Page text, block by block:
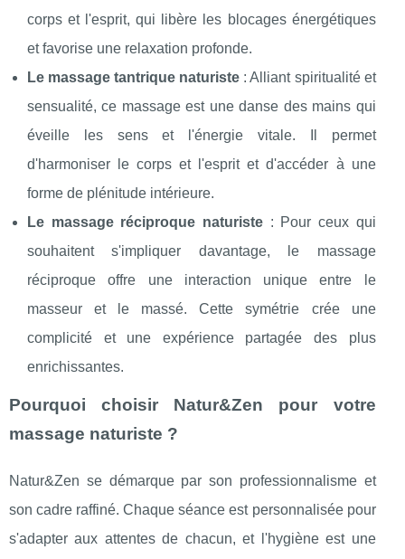
corps et l'esprit, qui libère les blocages énergétiques
et favorise une relaxation profonde.
Le massage tantrique naturiste : Alliant spiritualité et
sensualité, ce massage est une danse des mains qui
éveille les sens et l'énergie vitale. Il permet
d'harmoniser le corps et l'esprit et d'accéder à une
forme de plénitude intérieure.
Le massage réciproque naturiste: Pour ceux qui
souhaitent s'impliquer davantage, le massage
réciproque offre une interaction unique entre le
masseur et le massé. Cette symétrie crée une
complicité et une expérience partagée des plus
enrichissantes.
Pourquoi choisir Natur&Zen pour votre
massage naturiste ?
Natur&Zen se démarque par son professionnalisme et
son cadre raffiné. Chaque séance est personnalisée pour
s'adapter aux attentes de chacun, et l'hygiène est une